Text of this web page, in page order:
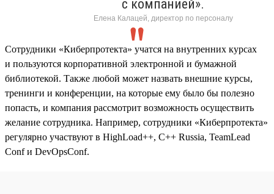
с компанией».
Елена Калацей, директор по персоналу
Сотрудники «Киберпротекта» учатся на внутренних курсах
и пользуются корпоративной электронной и бумажной
библиотекой. Также любой может назвать внешние курсы,
тренинги и конференции, на которые ему было бы полезно
попасть, и компания рассмотрит возможность осуществить
желание сотрудника. Например, сотрудники «Киберпротекта»
регулярно участвуют в HighLoad++, C++ Russia, TeamLead
Conf и DevOpsConf.